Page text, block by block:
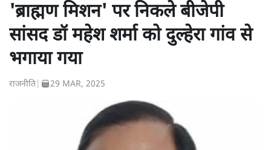
'ब्राह्मण मिशन' पर निकले बीजेपी
सांसद डॉ महेश शर्मा को दुल्हेरा गांव से
भगाया गया
राजनीति 29 MAR, 2025